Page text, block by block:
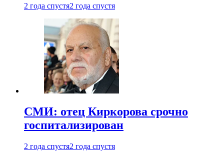
2 года спустя2 года спустя
СМИ: отец Киркорова срочно
госпитализирован
2 года спустя2 года спустя